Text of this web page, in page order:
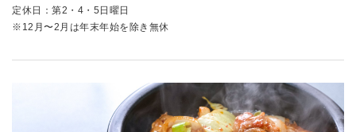
定休日：第2・4・5日曜日
※12月〜2月は年末年始を除き無休